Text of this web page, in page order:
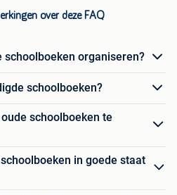
over deze FAQ
schoolboeken organiseren?
schoolboeken?
schoolboeken te
in goede staat